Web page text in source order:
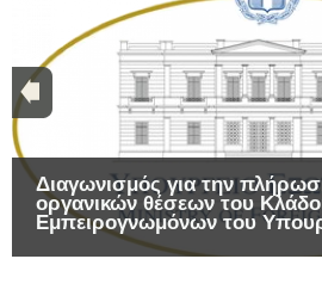
Διαγωνισμός για την
οργανικών θέσεων του
Εμπειρογνωμόνων του